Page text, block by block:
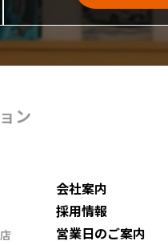
ン
会社案内
採用情報
営業日のご案内